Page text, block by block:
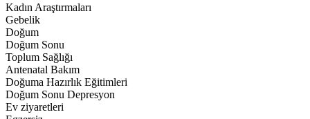
Kadın Araştırmaları
Gebelik
Doğum
Doğum Sonu
Toplum Sağlığı
Antenatal Bakım
Doğuma Hazırlık Eğitimleri
Doğum Sonu Depresyon
Ev ziyaretleri